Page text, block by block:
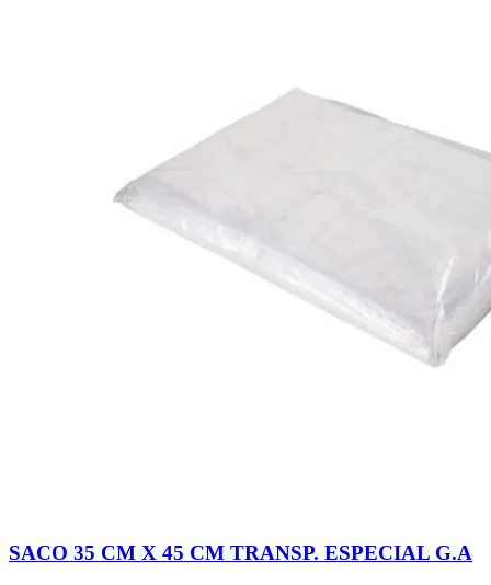
SACO 35 CM X 45 CM TRANSP. ESPECIAL G.A